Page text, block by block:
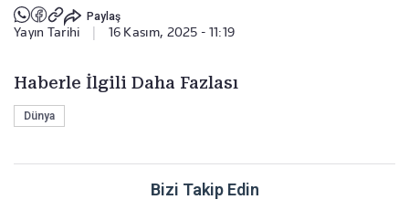
Paylaş
Yayın Tarihi 16 Kasım, 2025 - 11:19
Haberle İlgili Daha Fazlası
Dünya
Bizi Takip Edin